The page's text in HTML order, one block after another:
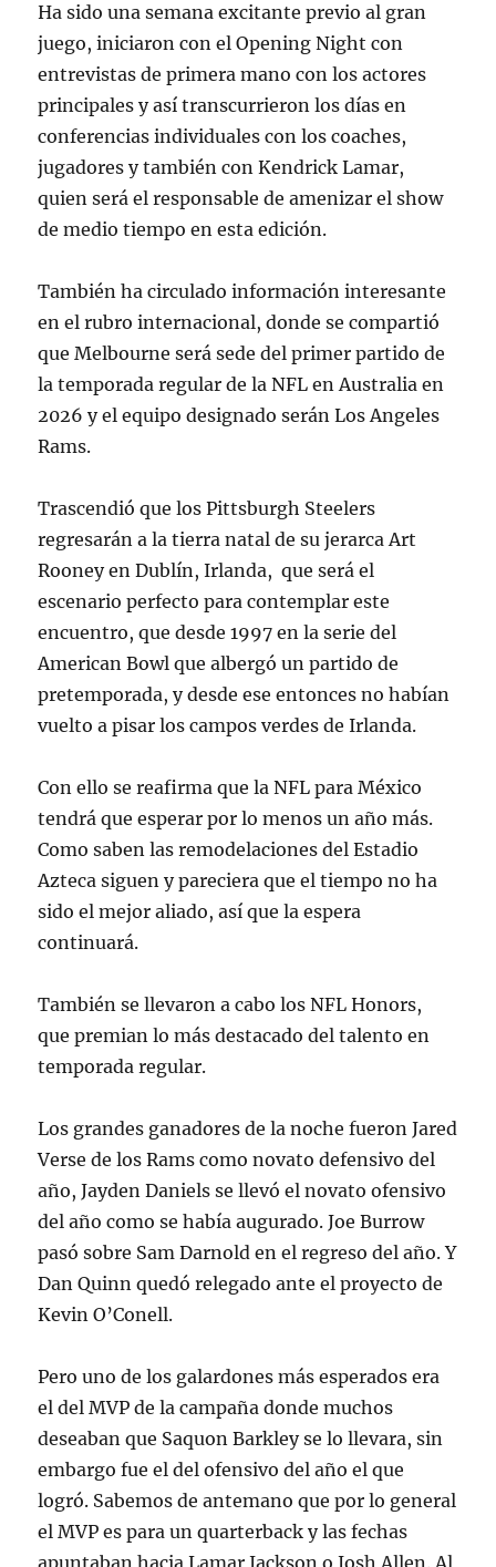
Ha sido una semana excitante previo al gran
juego, iniciaron con el Opening Night con
entrevistas de primera mano con los actores
principales y así transcurrieron los días en
conferencias individuales con los coaches,
jugadores y también con Kendrick Lamar,
quien será el responsable de amenizar el show
de medio tiempo en esta edición.
También ha circulado información interesante
en el rubro internacional, donde se compartió
que Melbourne será sede del primer partido de
la temporada regular de la NFL en Australia en
2026 y el equipo designado serán Los Angeles
Rams.
Trascendió que los Pittsburgh Steelers
regresarán a la tierra natal de su jerarca Art
Rooney en Dublín, Irlanda, que será el
escenario perfecto para contemplar este
encuentro, que desde 1997 en la serie del
American Bowl que albergó un partido de
pretemporada, y desde ese entonces no habían
vuelto a pisar los campos verdes de Irlanda.
Con ello se reafirma que la NFL para México
tendrá que esperar por lo menos un año más.
Como saben las remodelaciones del Estadio
Azteca siguen y pareciera que el tiempo no ha
sido el mejor aliado, así que la espera
continuará.
También se llevaron a cabo los NFL Honors,
que premian lo más destacado del talento en
temporada regular.
Los grandes ganadores de la noche fueron Jared
Verse de los Rams como novato defensivo del
año, Jayden Daniels se llevó el novato ofensivo
del año como se había augurado. Joe Burrow
pasó sobre Sam Darnold en el regreso del año. Y
Dan Quinn quedó relegado ante el proyecto de
Kevin O’Conell.
Pero uno de los galardones más esperados era
el del MVP de la campaña donde muchos
deseaban que Saquon Barkley se lo llevara, sin
embargo fue el del ofensivo del año el que
logró. Sabemos de antemano que por lo general
el MVP es para un quarterback y las fechas